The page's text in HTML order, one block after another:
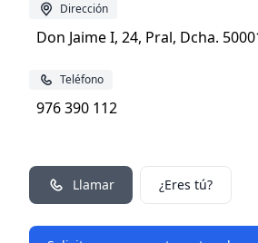
Dirección
Don Jaime I, 24, Pral, Dcha.
Teléfono
976 390 112
Llamar ¿Eres tú?